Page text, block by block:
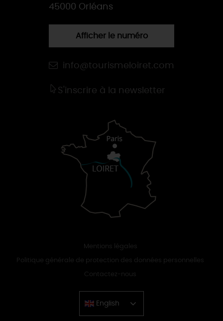
45000 Orléans
Afficher le numéro
info@tourismeloiret.com
S'inscrire à la newsletter
Mentions légales
Politique générale de protection des données personnelles
Contactez-nous
English
Chinese